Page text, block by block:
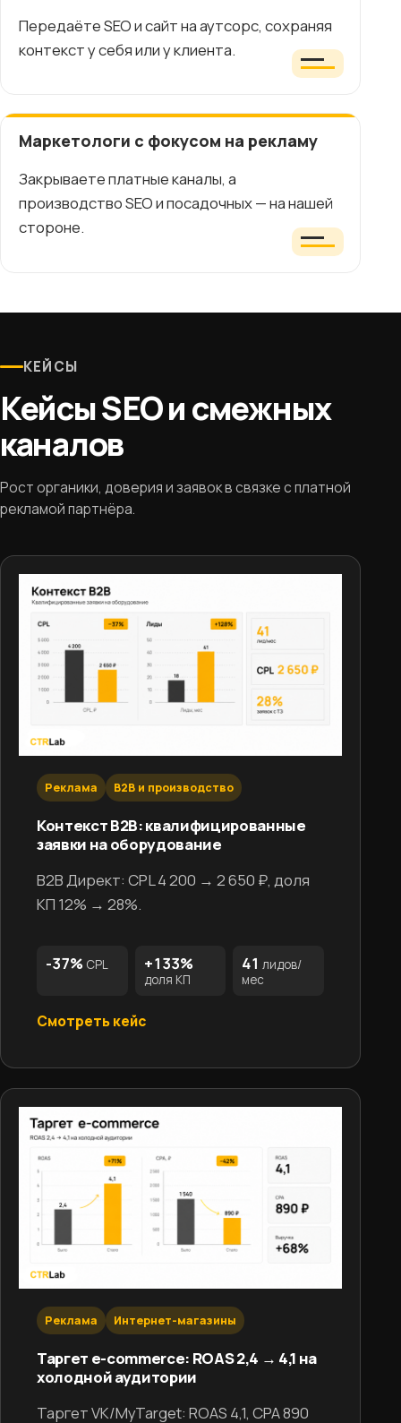
Передаёте SEO и сайт на аутсорс, сохраняя
контекст у себя или у клиента.
Маркетологи с фокусом на рекламу
Закрываете платные каналы, а
производство SEO и посадочных — на нашей
стороне.
КЕЙСЫ
Кейсы SEO и смежных
каналов
Рост органики, доверия и заявок в связке с платной
рекламой партнёра.
Реклама B2B и производство
Контекст B2B: квалифицированные
заявки на оборудование
B2B Директ: CPL 4 200 → 2 650 ₽, доля
КП 12% → 28%.
-37% CPL +133%
доля КП
41 лидов/
мес
Смотреть кейс
Реклама Интернет-магазины
Таргет e-commerce: ROAS 2,4 → 4,1 на
холодной аудитории
Таргет VK/MyTarget: ROAS 4,1, CPA 890